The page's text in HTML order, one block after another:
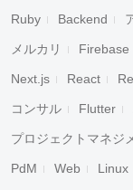
Ruby Backend
メルカリ Firebase
Next.js React
コンサル Flutter
プロジェクトマネジ
PdM Web Linux